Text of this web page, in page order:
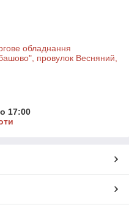
обладнання
провулок Весняний,
17:00